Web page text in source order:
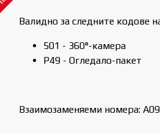
Валидно за следните кодове
501 - 360°-камера
P49 - Огледало-пакет
Взаимозаменяеми номера: